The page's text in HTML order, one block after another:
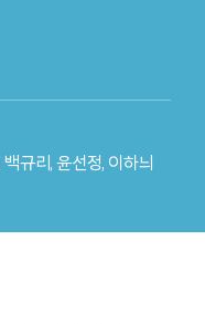
규리, 윤선정, 이하늬